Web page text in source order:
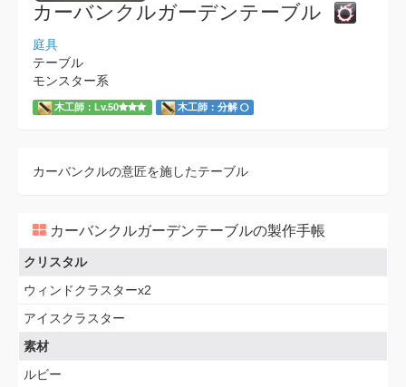
カーバンクルガーデンテーブル
庭具
テーブル
モンスター系
木工師：Lv.50 木工師：分解
カーバンクルの意匠を施したテーブル
カーバンクルガーデンテーブルの製作手帳
クリスタル
ウィンドクラスターx2
アイスクラスター
素材
ルビー